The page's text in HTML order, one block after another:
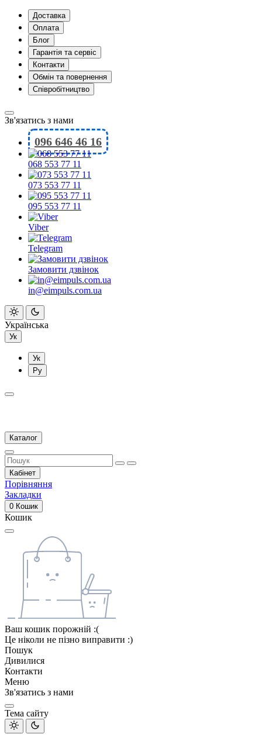
Доставка
Оплата
Блог
Гарантія та сервіс
Контакти
Обмін та повернення
Співробітництво
Зв'язатись з нами
096 646 46 16
068 553 77 11
073 553 77 11
095 553 77 11
Viber
Telegram
Замовити дзвінок
in@eimpuls.com.ua
Українська
Ук
Ук
Ру
Каталог
Кабінет
Порівняння
Закладки
0 Кошик
Кошик
Ваш кошик порожній :(
Це ніколи не пізно виправити :)
Пошук
Дивилися
Контакти
Меню
Зв'язатись з нами
Тема сайту